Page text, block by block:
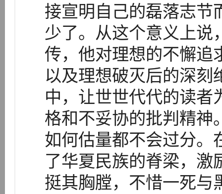
接宣明自己的磊落志节
少了。从这个意义上说
传，他对理想的不懈追
以及理想破灭后的深刻
中，让世世代代的读者
格和不妥协的批判精神
如何估量都不会过分。
了华夏民族的脊梁，激
挺其胸膛，不惜一死与